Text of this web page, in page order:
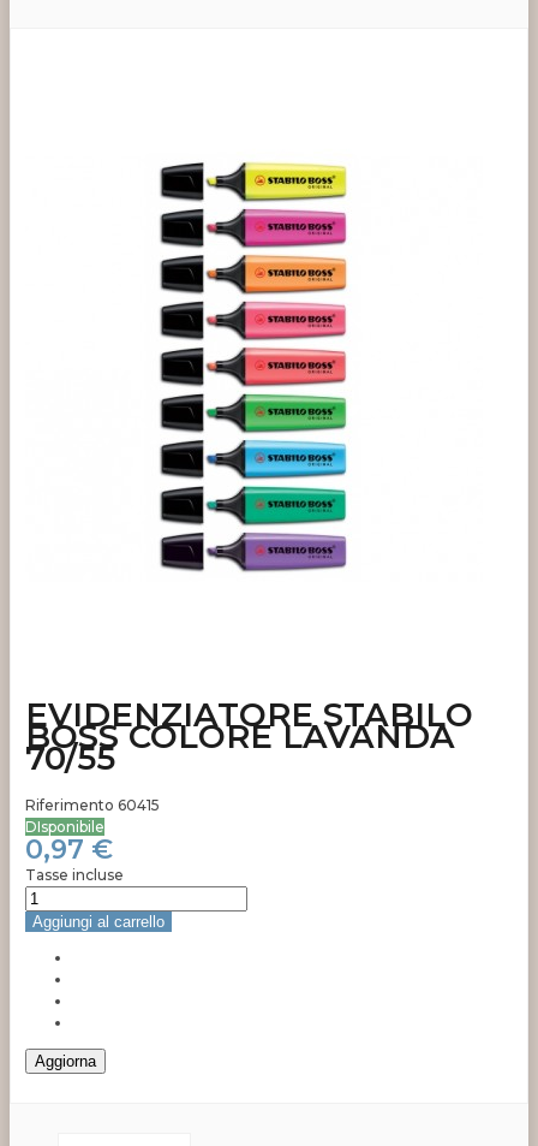
EVIDENZIATORE STABILO
BOSS COLORE LAVANDA
70/55
Riferimento 60415
DIsponibile
0,97 €
Tasse incluse
Aggiungi al carrello